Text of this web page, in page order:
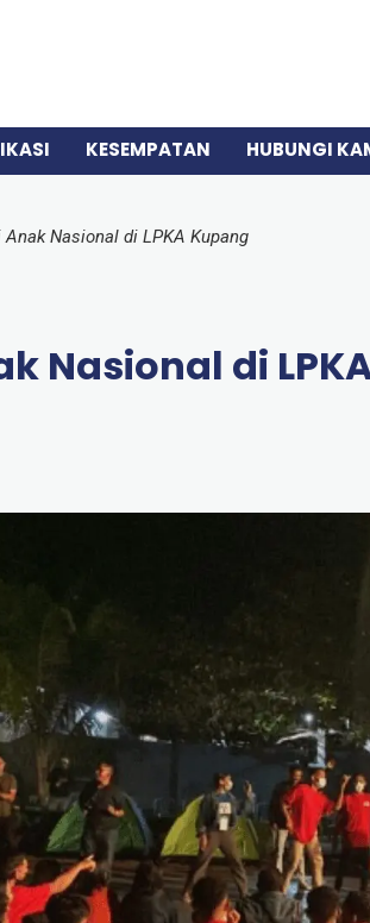
KESEMPATAN HUBUNGI
Nasional di LPKA Kupang
Nasional di